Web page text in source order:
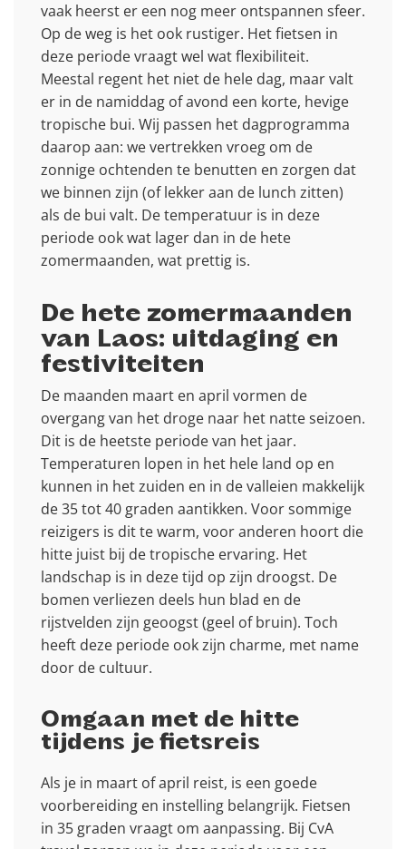
vaak heerst er een nog meer ontspannen sfeer.
Op de weg is het ook rustiger. Het fietsen in
deze periode vraagt wel wat flexibiliteit.
Meestal regent het niet de hele dag, maar valt
er in de namiddag of avond een korte, hevige
tropische bui. Wij passen het dagprogramma
daarop aan: we vertrekken vroeg om de
zonnige ochtenden te benutten en zorgen dat
we binnen zijn (of lekker aan de lunch zitten)
als de bui valt. De temperatuur is in deze
periode ook wat lager dan in de hete
zomermaanden, wat prettig is.
De hete zomermaanden
van Laos: uitdaging en
festiviteiten
De maanden maart en april vormen de
overgang van het droge naar het natte seizoen.
Dit is de heetste periode van het jaar.
Temperaturen lopen in het hele land op en
kunnen in het zuiden en in de valleien makkelijk
de 35 tot 40 graden aantikken. Voor sommige
reizigers is dit te warm, voor anderen hoort die
hitte juist bij de tropische ervaring. Het
landschap is in deze tijd op zijn droogst. De
bomen verliezen deels hun blad en de
rijstvelden zijn geoogst (geel of bruin). Toch
heeft deze periode ook zijn charme, met name
door de cultuur.
Omgaan met de hitte
tijdens je fietsreis
Als je in maart of april reist, is een goede
voorbereiding en instelling belangrijk. Fietsen
in 35 graden vraagt om aanpassing. Bij CvA